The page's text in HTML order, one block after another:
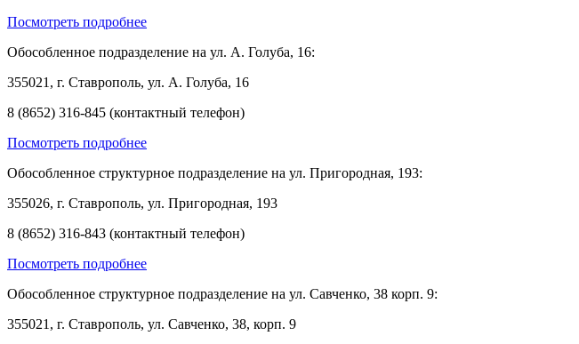
Посмотреть подробнее
Обособленное подразделение на ул. А. Голуба, 16:
355021, г. Ставрополь, ул. А. Голуба, 16
8 (8652) 316-845 (контактный телефон)
Посмотреть подробнее
Обособленное структурное подразделение на ул. Пригородная, 193:
355026, г. Ставрополь, ул. Пригородная, 193
8 (8652) 316-843 (контактный телефон)
Посмотреть подробнее
Обособленное структурное подразделение на ул. Савченко, 38 корп. 9:
355021, г. Ставрополь, ул. Савченко, 38, корп. 9